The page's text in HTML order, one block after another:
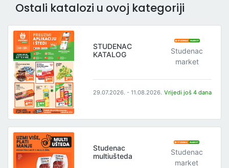
Ostali katalozi u ovoj kategoriji
STUDENAC
KATALOG
Studenac
market
29.07.2026. - 11.08.2026. Vrijedi još 4 dana
Studenac
multiušteda
Studenac
market